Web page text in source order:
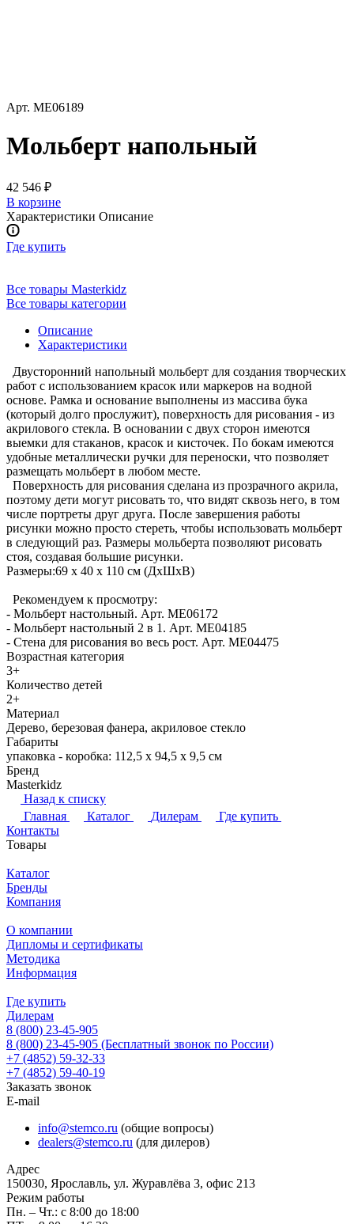
Арт. ME06189
Мольберт напольный
42 546 ₽
В корзине
Характеристики Описание
Где купить
Все товары Masterkidz
Все товары категории
Описание
Характеристики
Двусторонний напольный мольберт для создания творческих
работ с использованием красок или маркеров на водной
основе. Рамка и основание выполнены из массива бука
(который долго прослужит), поверхность для рисования - из
акрилового стекла. В основании с двух сторон имеются
выемки для стаканов, красок и кисточек. По бокам имеются
удобные металлически ручки для переноски, что позволяет
размещать мольберт в любом месте.
Поверхность для рисования сделана из прозрачного акрила,
поэтому дети могут рисовать то, что видят сквозь него, в том
числе портреты друг друга. После завершения работы
рисунки можно просто стереть, чтобы использовать мольберт
в следующий раз. Размеры мольберта позволяют рисовать
стоя, создавая большие рисунки.
Размеры:69 х 40 х 110 см (ДхШхВ)
Рекомендуем к просмотру:
- Мольберт настольный. Арт. ME06172
- Мольберт настольный 2 в 1. Арт. ME04185
- Стена для рисования во весь рост. Арт. ME04475
Возрастная категория
3+
Количество детей
2+
Материал
Дерево, березовая фанера, акриловое стекло
Габариты
упаковка - коробка: 112,5 х 94,5 х 9,5 см
Бренд
Masterkidz
Назад к списку
Главная
Каталог Дилерам
Где купить
Контакты
Товары
Каталог
Бренды
Компания
О компании
Дипломы и сертификаты
Методика
Информация
Где купить
Дилерам
8 (800) 23-45-905
8 (800) 23-45-905 (Бесплатный звонок по России)
+7 (4852) 59-32-33
+7 (4852) 59-40-19
Заказать звонок
E-mail
info@stemco.ru (общие вопросы)
dealers@stemco.ru (для дилеров)
Адрес
150030, Ярославль, ул. Журавлёва 3, офис 213
Режим работы
Пн. – Чт.: с 8:00 до 18:00